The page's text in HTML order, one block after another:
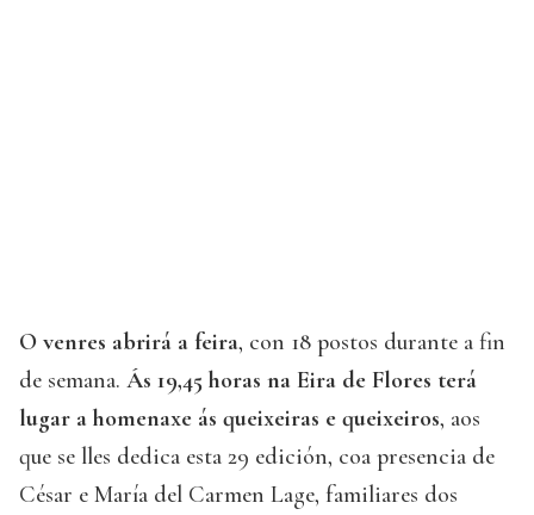
O venres abrirá a feira, con 18 postos durante a fin
de semana. Ás 19,45 horas na Eira de Flores terá
lugar a homenaxe ás queixeiras e queixeiros, aos
que se lles dedica esta 29 edición, coa presencia de
César e María del Carmen Lage, familiares dos